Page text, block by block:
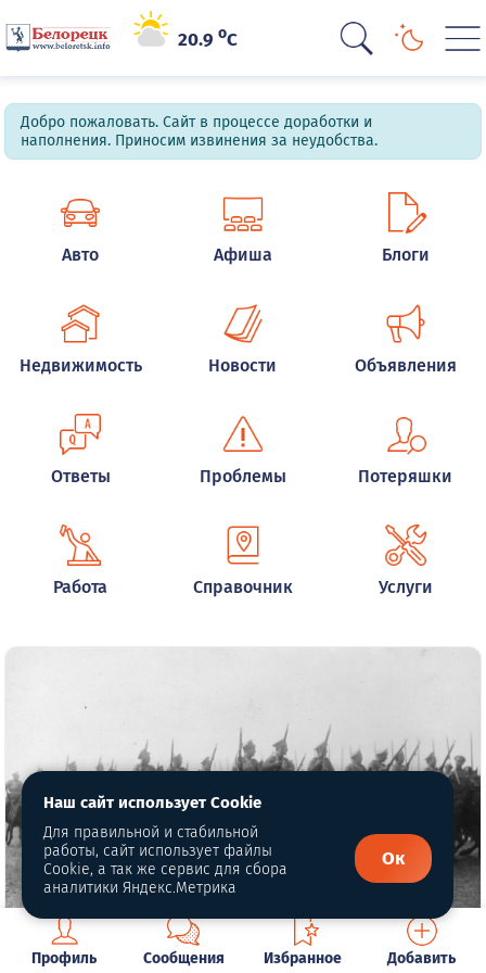
20.9oC
Добро пожаловать. Сайт в процессе доработки и
наполнения. Приносим извинения за неудобства.
Авто Афиша Блоги
Недвижимость Новости Объявления
Ответы Проблемы Потеряшки
Работа Справочник Услуги
Глава 8. Век 20-й. Гражданская война
Профиль Сообщения Избранное Добавить
Наш сайт использует Cookie
Для правильной и стабильной
работы, сайт использует файлы
Cookie, а так же сервис для сбора
аналитики Яндекс.Метрика
Ок